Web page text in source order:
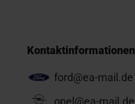
Kontaktinformationen
ford@ea-mail.de
opel@ea-mail.de